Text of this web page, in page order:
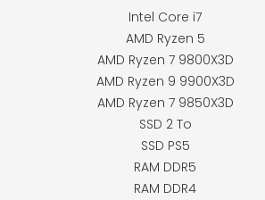
Intel Core i7
AMD Ryzen 5
AMD Ryzen 7 9800X3D
AMD Ryzen 9 9900X3D
AMD Ryzen 7 9850X3D
SSD 2 To
SSD PS5
RAM DDR5
RAM DDR4